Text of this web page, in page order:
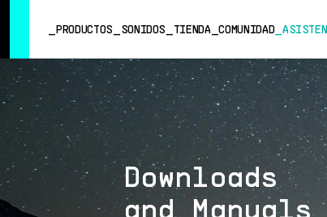
PRODUCTOS SONIDOS TIENDA COMUNIDAD
PRODUCTOS
SONIDOS
TIENDA
COMUNIDAD
ASISTENCIA
Downloads
and Manuals